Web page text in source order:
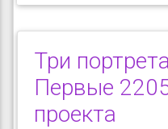
Три
Первые
проекта